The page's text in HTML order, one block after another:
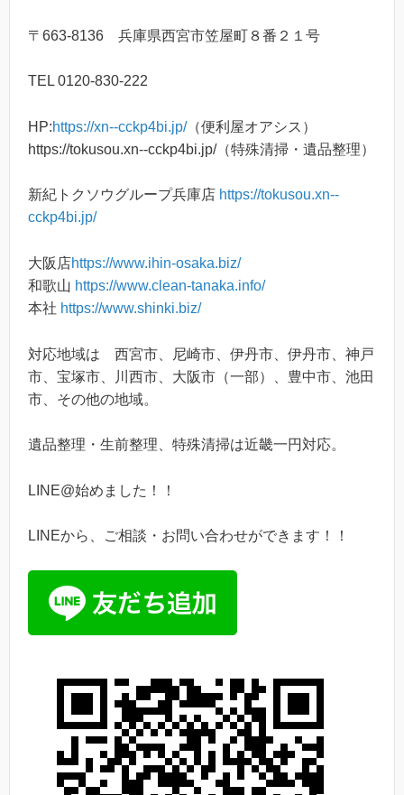
〒663-8136 兵庫県西宮市笠屋町８番２１号
TEL 0120-830-222
HP:https://xn--cckp4bi.jp/（便利屋オアシス）
https://tokusou.xn--cckp4bi.jp/（特殊清掃・遺品整理）
新紀トクソウグループ兵庫店 https://tokusou.xn--
cckp4bi.jp/
大阪店https://www.ihin-osaka.biz/
和歌山 https://www.clean-tanaka.info/
本社 https://www.shinki.biz/
対応地域は 西宮市、尼崎市、伊丹市、伊丹市、神戸
市、宝塚市、川西市、大阪市（一部）、豊中市、池田
市、その他の地域。
遺品整理・生前整理、特殊清掃は近畿一円対応。
LINE@始めました！！
LINEから、ご相談・お問い合わせができます！！